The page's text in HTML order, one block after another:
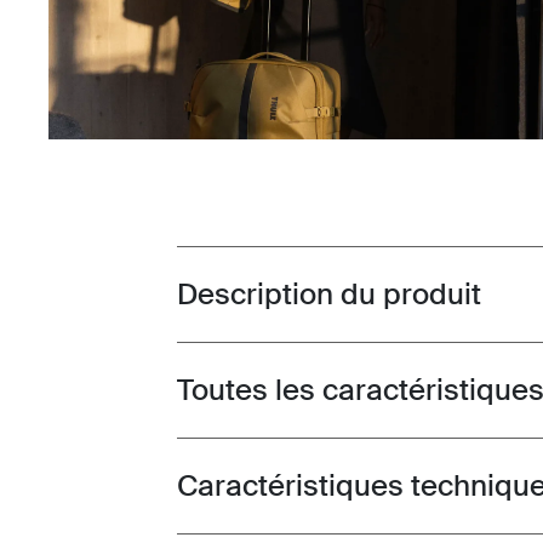
Toggle overview
Description du produit
Toggle features
Toutes les caractéristiques
Toggle techspec
Caractéristiques